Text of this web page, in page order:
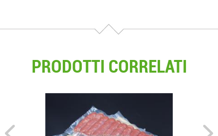
PRODOTTI CORRELATI